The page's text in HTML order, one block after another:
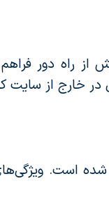
از راه دور
خارج از سایت
شده است.